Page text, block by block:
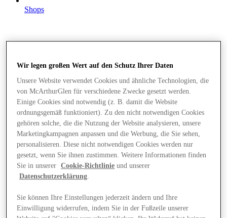
Shops
Wir legen großen Wert auf den Schutz Ihrer Daten
Unsere Website verwendet Cookies und ähnliche Technologien, die
von McArthurGlen für verschiedene Zwecke gesetzt werden.
Einige Cookies sind notwendig (z. B. damit die Website
ordnungsgemäß funktioniert). Zu den nicht notwendigen Cookies
gehören solche, die die Nutzung der Website analysieren, unsere
Marketingkampagnen anpassen und die Werbung, die Sie sehen,
personalisieren. Diese nicht notwendigen Cookies werden nur
gesetzt, wenn Sie ihnen zustimmen. Weitere Informationen finden
Sie in unserer
Cookie-Richtlinie und unserer
Datenschutzerklärung.
Sie können Ihre Einstellungen jederzeit ändern und Ihre
Einwilligung widerrufen, indem Sie in der Fußzeile unserer